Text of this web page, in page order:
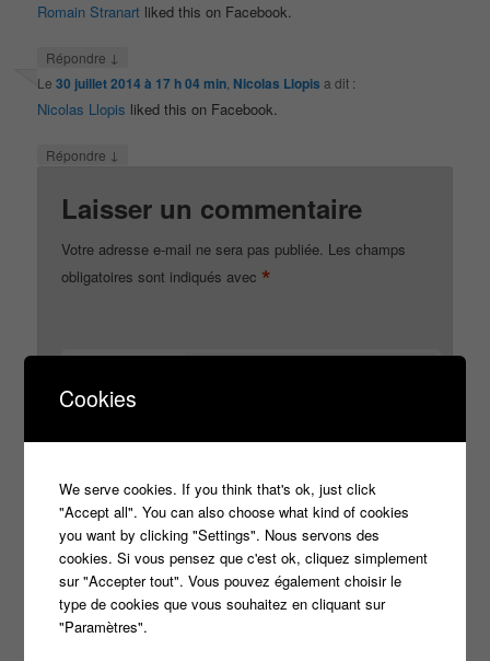
Romain Stranart liked this on Facebook.
Répondre ↓
Le30 juillet 2014 à 17 h 04 min Nicolas Llopis a dit :
Nicolas Llopis liked this on Facebook.
Répondre ↓
Laisser un commentaire
Votre adresse e-mail ne sera pas publiée. Les champs
obligatoires sont indiqués avec *
*
Cookies
We serve cookies. If you think that's ok, just click
"Accept all". You can also choose what kind of cookies
you want by clicking "Settings". Nous servons des
cookies. Si vous pensez que c'est ok, cliquez simplement
sur "Accepter tout". Vous pouvez également choisir le
type de cookies que vous souhaitez en cliquant sur
"Paramètres".